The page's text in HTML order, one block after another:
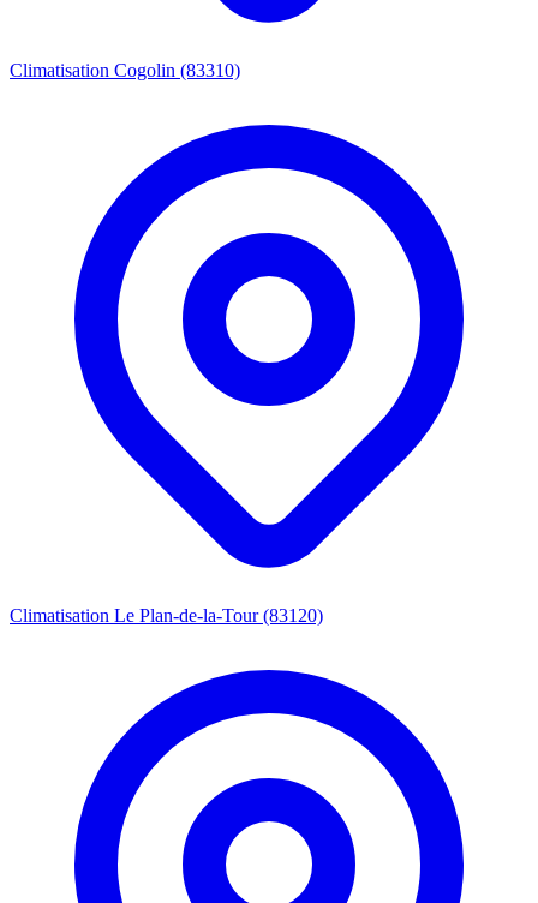
Climatisation Cogolin (83310)
Climatisation Le Plan-de-la-Tour (83120)